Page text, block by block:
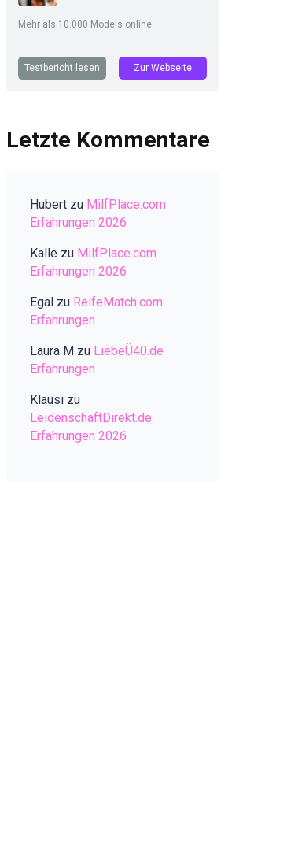
Mehr als 10.000 Models online
Testbericht lesen Zur Webseite
Letzte Kommentare
Hubert zu MilfPlace.com
Erfahrungen 2026
Kalle zu MilfPlace.com
Erfahrungen 2026
Egal zu ReifeMatch.com
Erfahrungen
Laura M zu LiebeÜ40.de
Erfahrungen
Klausi zu
LeidenschaftDirekt.de
Erfahrungen 2026